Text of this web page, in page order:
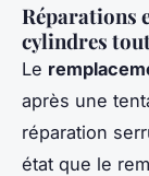
Réparations
cylindres
Le
après une
réparation
état que le